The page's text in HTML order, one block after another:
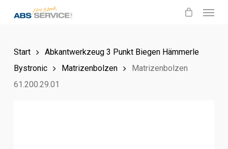
content
Start
Abkantwerkzeug 3 Punkt Biegen Hämmerle
Bystronic
Matrizenbolzen
Matrizenbolzen
61.200.29.01